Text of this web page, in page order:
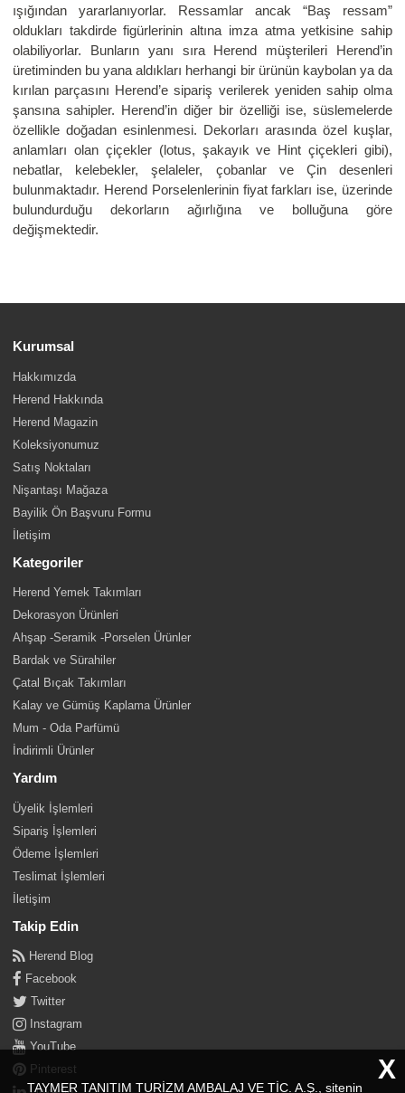
ışığından yararlanıyorlar. Ressamlar ancak “Baş ressam”
oldukları takdirde figürlerinin altına imza atma yetkisine sahip
olabiliyorlar. Bunların yanı sıra Herend müşterileri Herend’in
üretiminden bu yana aldıkları herhangi bir ürünün kaybolan ya da
kırılan parçasını Herend’e sipariş verilerek yeniden sahip olma
şansına sahipler. Herend’in diğer bir özelliği ise, süslemelerde
özellikle doğadan esinlenmesi. Dekorları arasında özel kuşlar,
anlamları olan çiçekler (lotus, şakayık ve Hint çiçekleri gibi),
nebatlar, kelebekler, şelaleler, çobanlar ve Çin desenleri
bulunmaktadır. Herend Porselenlerinin fiyat farkları ise, üzerinde
bulundurduğu dekorların ağırlığına ve bolluğuna göre
değişmektedir.
Kurumsal
Hakkımızda
Herend Hakkında
Herend Magazin
Koleksiyonumuz
Satış Noktaları
Nişantaşı Mağaza
Bayilik Ön Başvuru Formu
İletişim
Kategoriler
Herend Yemek Takımları
Dekorasyon Ürünleri
Ahşap -Seramik -Porselen Ürünler
Bardak ve Sürahiler
Çatal Bıçak Takımları
Kalay ve Gümüş Kaplama Ürünler
Mum - Oda Parfümü
İndirimli Ürünler
Yardım
Üyelik İşlemleri
Sipariş İşlemleri
Ödeme İşlemleri
Teslimat İşlemleri
İletişim
Takip Edin
Herend Blog
Facebook
Twitter
Instagram
YouTube
Pinterest
TAYMER TANITIM TURİZM AMBALAJ VE TİC. A.Ş., sitenin
X